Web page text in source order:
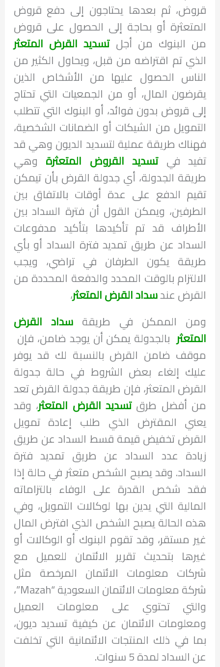
قروض، ثم بعدها يحتاجون إلى دفع قروض
المتعثرة أو بحاجة إلى الحصول على قروض
من البنوك من أجلتسديد القرض المتعثر
الذي تم اقتراضه من قبل، ويحاول الكثير من
الناس الحصول عليها من الأشخاص الذين
يقرضون المال، أو من الجمعيات التي تحتاج
إلى قروض بدون فوائد، أو البنوك التي تتطلب
التمويل من الشيكات أو الضمانات الشخصية،
فهناك طريقة عملية لتسديد الديون وهي قد
تفيد فيتسديد القروض المتعثرة وهي
طريقة الجدولة، أي جدولة القرض بأن تيمكن
تقيم الدفع على عدة أوقات بالاتفاق بين
الطرفين، ويمكن القول أن فترة السداد بين
الأطراف قد تم تأكيدها بتأكيد مدفوعات
السداد عن طريق تمديد فترة السداد أو بأي
طريقة يكون الطرفان في تراضي، ويجب
الالتزام بالوقت المحدد والدفعة المحددة من
القرض عندسداد القرض المتعثر،
ومن الممكن في طريقة سداد القرض
المتعثربالجدولة يمكن أن يوجد ضامن، فإن
موقف ضامن القرض بالنسبة لك قد يوفر
عليك إلغاء بعض الشروط في حالة جدولة
القرض المتعثر، فإن طريقة جدولة القرض تعد
من أفضل طرق تسديد القرض المتعثر، وقد
يعني المقترض الذي طلب إعادة تمويل
القرض تخفيض قيمة قسط السداد عن طريق
زيادة عدد السداد عن طريق تمديد فترة
السداد. وقد يصبح الشخص متعثر في حالة إذا
فقد شخص القدرة على الوفاء بالتزاماته
المالية التي يدين بها لوكالات التمويل، وفي
هذه الحالة يصبح الشخص الذي افترض المال
غير مستقر، وقد تقوم البنوك أو الوكالات أو
غيرها بتحديث تقرير الائتمان للعميل مع
شركات معلومات الائتمان المرخصة مثل
شركة معلومات الائتمان السعودية “Mazah”،
والتي تحتوي على معلومات العميل
ومعلومات الائتمان عن كيفية تسديد ديون،
بما في ذلك المنتجات الائتمانية التي تخلفت
عن السداد لمدة 5 سنوات.